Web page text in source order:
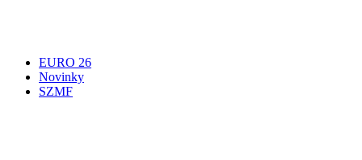
EURO 26
Novinky
SZMF